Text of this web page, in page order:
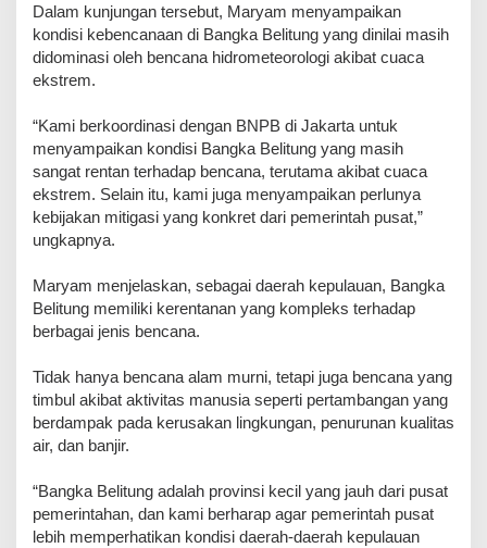
‎Dalam kunjungan tersebut, Maryam menyampaikan
kondisi kebencanaan di Bangka Belitung yang dinilai masih
didominasi oleh bencana hidrometeorologi akibat cuaca
ekstrem.
‎“Kami berkoordinasi dengan BNPB di Jakarta untuk
menyampaikan kondisi Bangka Belitung yang masih
sangat rentan terhadap bencana, terutama akibat cuaca
ekstrem. Selain itu, kami juga menyampaikan perlunya
kebijakan mitigasi yang konkret dari pemerintah pusat,”
ungkapnya.
‎Maryam menjelaskan, sebagai daerah kepulauan, Bangka
Belitung memiliki kerentanan yang kompleks terhadap
berbagai jenis bencana.
‎Tidak hanya bencana alam murni, tetapi juga bencana yang
timbul akibat aktivitas manusia seperti pertambangan yang
berdampak pada kerusakan lingkungan, penurunan kualitas
air, dan banjir.
‎“Bangka Belitung adalah provinsi kecil yang jauh dari pusat
pemerintahan, dan kami berharap agar pemerintah pusat
lebih memperhatikan kondisi daerah-daerah kepulauan